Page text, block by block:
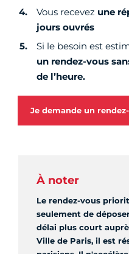
Vous recevez une
jours ouvrés
Si le besoin est
un rendez-vous
de l’heure.
Je demande un
À noter
Le rendez-vous
seulement de
délai plus court
Ville de Paris, il est